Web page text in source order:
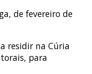
de fevereiro de
residir na Cúria
para